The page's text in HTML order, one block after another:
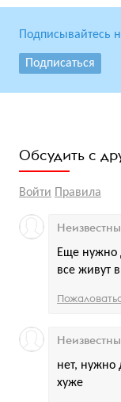
Подписывайтесь
Подписаться
Обсудить с
Войти Правила
Еще нужно
все живут
нет, нужно
хуже